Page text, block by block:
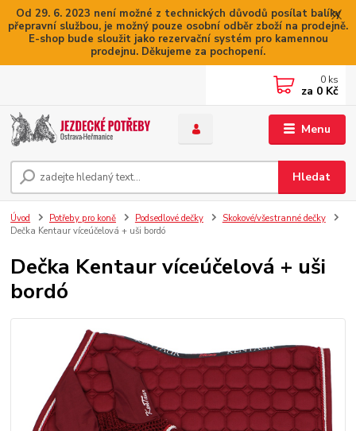
Od 29. 6. 2023 není možné z technických důvodů posílat balíky
přepravní službou, je možný pouze osobní odběr zboží na prodejně.
E-shop bude sloužit jako rezervační systém pro kamennou
prodejnu. Děkujeme za pochopení.
Menu
Hledat
0 ks
za 0 Kč
Úvod Potřeby pro koně Podsedlové dečky
Skokové/všestranné dečky
Dečka Kentaur víceúčelová + uši bordó
Dečka Kentaur víceúčelová + uši
bordó